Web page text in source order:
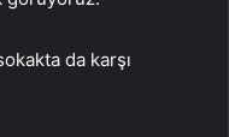
da karşı